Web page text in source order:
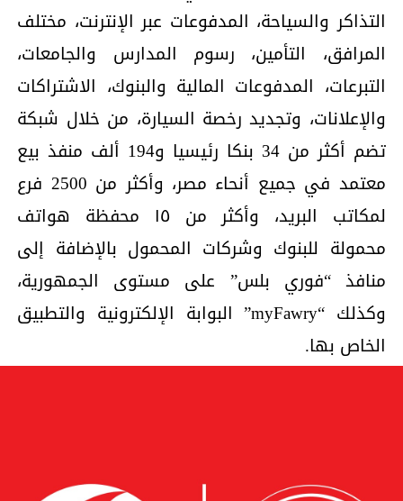
التذاكر والسياحة، المدفوعات عبر الإنترنت، مختلف
المرافق، التأمين، رسوم المدارس والجامعات،
التبرعات، المدفوعات المالية والبنوك، الاشتراكات
والإعلانات، وتجديد رخصة السيارة، من خلال شبكة
تضم أكثر من 34 بنكا رئيسيا و194 ألف منفذ بيع
معتمد في جميع أنحاء مصر، وأكثر من 2500 فرع
لمكاتب البريد، وأكثر من ١٥ محفظة هواتف
محمولة للبنوك وشركات المحمول بالإضافة إلى
منافذ “فوري بلس” على مستوى الجمهورية،
وكذلك “myFawry” البوابة الإلكترونية والتطبيق
الخاص بها.